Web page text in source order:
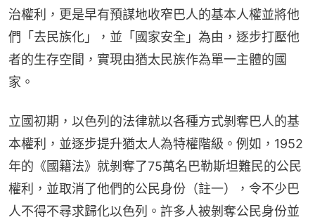
治權利，更是早有預謀地收窄巴人的基本人權並將他
們「去民族化」，並「國家安全」為由，逐步打壓他
者的生存空間，實現由猶太民族作為單一主體的國
家。
立國初期，以色列的法律就以各種方式剝奪巴人的基
本權利，並逐步提升猶太人為特權階級。例如，1952
年的《國籍法》就剝奪了75萬名巴勒斯坦難民的公民
權利，並取消了他們的公民身份（註一），令不少巴
人不得不​​尋求歸化以色列。許多人被剝奪公民身份並